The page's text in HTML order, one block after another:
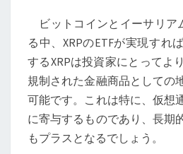
る
XRP
ETF
の
可
能
ビットコインとイーサリア
る中、XRPのETFが実現すれ
するXRPは投資家にとってよ
規制された金融商品としての
可能です。これは特に、仮想
に寄与するものであり、長期
もプラスとなるでしょう。